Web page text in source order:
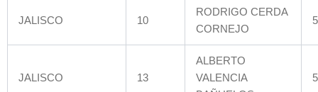
JALISCO 10
RODRIGO CERDA
CORNEJO
JALISCO 13
ALBERTO
VALENCIA